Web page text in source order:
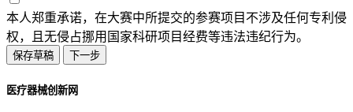
本人郑重承诺，在大赛中所提交的参赛项目不涉及任何专利侵
权，且无侵占挪用国家科研项目经费等违法违纪行为。
保存草稿 下一步
医疗器械创新网